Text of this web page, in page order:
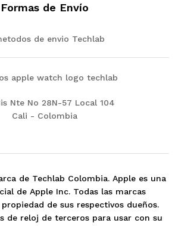
Formas de Envío
Nte No 28N-57 Local 104
Cali - Colombia
de Techlab Colombia. Apple es una
de Apple Inc. Todas las marcas
de sus respectivos dueños.
de reloj de terceros para usar con su